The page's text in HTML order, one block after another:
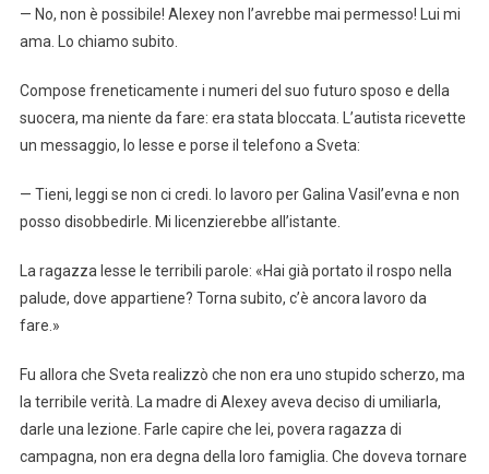
— No, non è possibile! Alexey non l’avrebbe mai permesso! Lui mi
ama. Lo chiamo subito.
Compose freneticamente i numeri del suo futuro sposo e della
suocera, ma niente da fare: era stata bloccata. L’autista ricevette
un messaggio, lo lesse e porse il telefono a Sveta:
— Tieni, leggi se non ci credi. Io lavoro per Galina Vasil’evna e non
posso disobbedirle. Mi licenzierebbe all’istante.
La ragazza lesse le terribili parole: «Hai già portato il rospo nella
palude, dove appartiene? Torna subito, c’è ancora lavoro da
fare.»
Fu allora che Sveta realizzò che non era uno stupido scherzo, ma
la terribile verità. La madre di Alexey aveva deciso di umiliarla,
darle una lezione. Farle capire che lei, povera ragazza di
campagna, non era degna della loro famiglia. Che doveva tornare